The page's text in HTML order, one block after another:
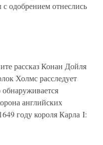
одобрением отнеслись
рассказ Конан Дойля
Холмс расследует
обнаруживается
английских
году короля Карла I: